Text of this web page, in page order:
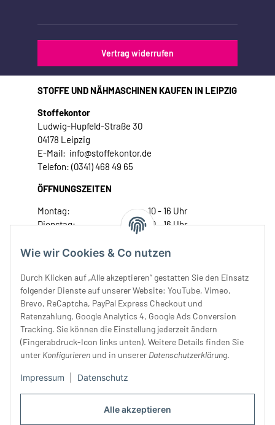
Alle akzeptieren
Wie wir Cookies & Co nutzen
Durch Klicken auf „Alle akzeptieren“ gestatten Sie den Einsatz
folgender Dienste auf unserer Website: YouTube, Vimeo,
Brevo, ReCaptcha, PayPal Express Checkout und
Ratenzahlung, Google Analytics 4, Google Ads Conversion
Tracking. Sie können die Einstellung jederzeit ändern
(Fingerabdruck-Icon links unten). Weitere Details finden Sie
unter Konfigurieren und in unserer Datenschutzerklärung.
Impressum Datenschutz
Vertrag widerrufen
STOFFE UND NÄHMASCHINEN KAUFEN IN LEIPZIG
Stoffekontor
Ludwig-Hupfeld-Straße 30
04178 Leipzig
E-Mail: info@stoffekontor.de
Telefon: (0341) 468 49 65
ÖFFNUNGSZEITEN
Montag:
10 - 16 Uhr
Dienstag:
10 - 16 Uhr
Donnerstag:
10 - 18 Uhr
Samstag:
10 - 14 Uhr
Unser Service
Rechtliches